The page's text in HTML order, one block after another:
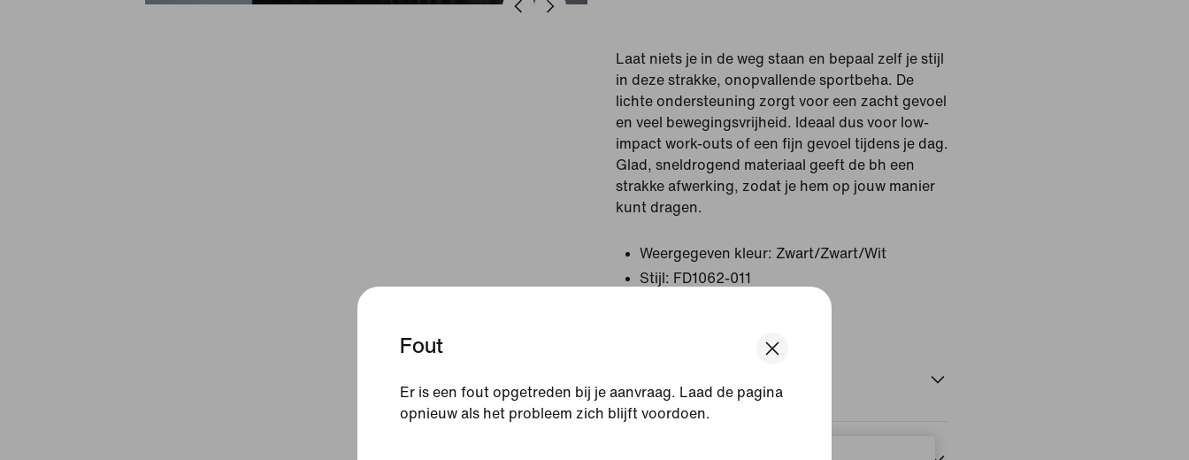
Fout
Er is een fout opgetreden bij je aanvraag. Laad de pagina
opnieuw als het probleem zich blijft voordoen.
Laat niets je in de weg staan en bepaal zelf je stijl
in deze strakke, onopvallende sportbeha. De
lichte ondersteuning zorgt voor een zacht gevoel
en veel bewegingsvrijheid. Ideaal dus voor low-
impact work-outs of een fijn gevoel tijdens je dag.
Glad, sneldrogend materiaal geeft de bh een
strakke afwerking, zodat je hem op jouw manier
kunt dragen.
Weergegeven kleur: Zwart/Zwart/Wit
Stijl: FD1062-011
Maat en pasvorm